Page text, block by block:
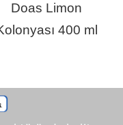
Doas Limon
400 ml